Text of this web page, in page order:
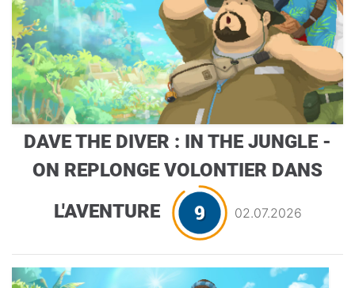
DAVE THE DIVER : IN THE JUNGLE -
ON REPLONGE VOLONTIER DANS
L'AVENTURE
02.07.2026